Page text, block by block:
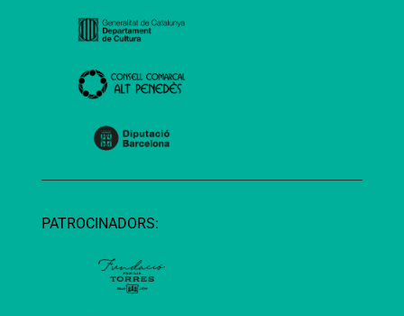
PATROCINADORS: